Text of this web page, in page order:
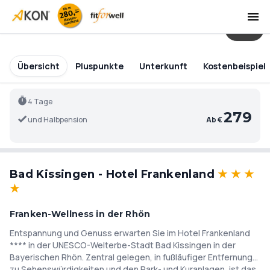
Übersicht Pluspunkte Unterkunft Kostenbeispiel
4 Tage
und Halbpension
Ab €279
Bad Kissingen - Hotel Frankenland★ ★ ★
★
Franken-Wellness in der Rhön
Entspannung und Genuss erwarten Sie im Hotel Frankenland
**** in der UNESCO-Welterbe-Stadt Bad Kissingen in der
Bayerischen Rhön. Zentral gelegen, in fußläufiger Entfernung